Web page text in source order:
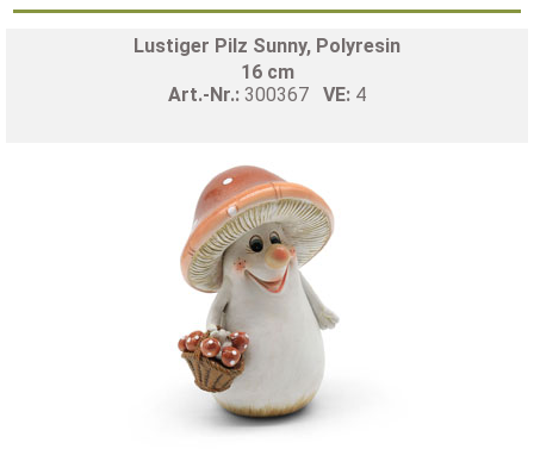
Lustiger Pilz Sunny, Polyresin
16 cm
Art.-Nr.: 300367 VE: 4